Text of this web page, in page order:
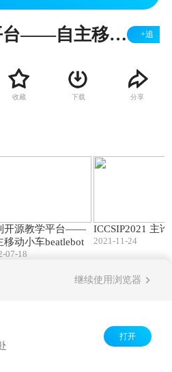
定制开源教学平台——自主移动小车beatlebot +追
收藏 下载 分享
开源教学平台——
移动小车beatlebot
07-18
ICCSIP2021 主
2021-11-24
继续使用浏览器
打开